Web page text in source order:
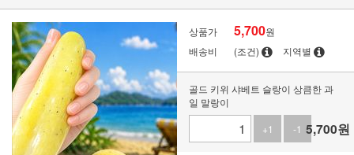
상품가 5,700원
배송비
(조건) 지역별
골드 키위 샤베트 슬랑이 상큼한 과
일 말랑이
+1
-1 5,700원